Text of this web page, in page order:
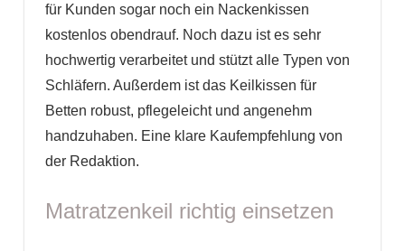
für Kunden sogar noch ein Nackenkissen
kostenlos obendrauf. Noch dazu ist es sehr
hochwertig verarbeitet und stützt alle Typen von
Schläfern. Außerdem ist das Keilkissen für
Betten robust, pflegeleicht und angenehm
handzuhaben. Eine klare Kaufempfehlung von
der Redaktion.
Matratzenkeil richtig einsetzen